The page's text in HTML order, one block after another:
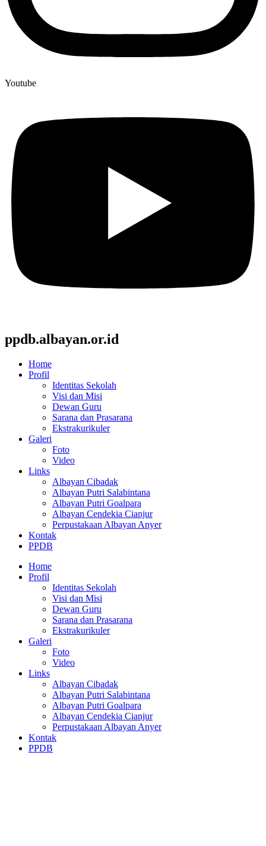
Youtube
ppdb.albayan.or.id
Home
Profil
Identitas Sekolah
Visi dan Misi
Dewan Guru
Sarana dan Prasarana
Ekstrakurikuler
Galeri
Foto
Video
Links
Albayan Cibadak
Albayan Putri Salabintana
Albayan Putri Goalpara
Albayan Cendekia Cianjur
Perpustakaan Albayan Anyer
Kontak
PPDB
Home
Profil
Identitas Sekolah
Visi dan Misi
Dewan Guru
Sarana dan Prasarana
Ekstrakurikuler
Galeri
Foto
Video
Links
Albayan Cibadak
Albayan Putri Salabintana
Albayan Putri Goalpara
Albayan Cendekia Cianjur
Perpustakaan Albayan Anyer
Kontak
PPDB